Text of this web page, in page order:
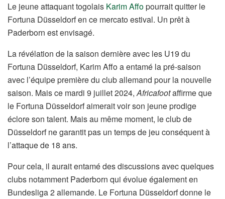
Le jeune attaquant togolais Karim Affopourrait quitter le
Fortuna Düsseldorf en ce mercato estival. Un prêt à
Paderborn est envisagé.
La révélation de la saison dernière avec les U19 du
Fortuna Düsseldorf, Karim Affo a entamé la pré-saison
avec l’équipe première du club allemand pour la nouvelle
saison. Mais ce mardi 9 juillet 2024,Africafootaffirme que
le Fortuna Düsseldorf aimerait voir son jeune prodige
éclore son talent. Mais au même moment, le club de
Düsseldorf ne garantit pas un temps de jeu conséquent à
l’attaque de 18 ans.
Pour cela, il aurait entamé des discussions avec quelques
clubs notamment Paderborn qui évolue également en
Bundesliga 2 allemande. Le Fortuna Düsseldorf donne le